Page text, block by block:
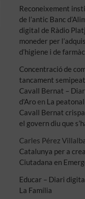
Reconeixement
de l’antic Banc
digital de Ràdio
moneder per
d’higiene i de
Concentració de
tancament
Cavall Bernat –
d'Aro en La
Cavall Bernat
el govern diu que
Carles Pérez
Catalunya per a
Ciutadana en
Educar – Diari
La Família